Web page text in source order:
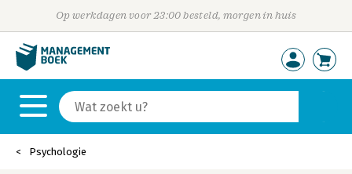
Op werkdagen voor 23:00 besteld, morgen in huis
Psychologie